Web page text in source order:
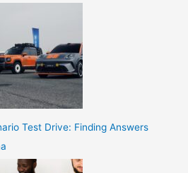
Test Drive: Finding Answers